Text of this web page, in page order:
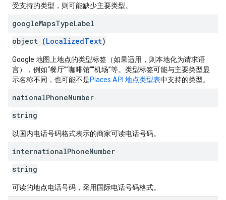
受支持的类型，则可能缺少主要类型。
googleMapsTypeLabel
object (LocalizedText)
Google 地图上地点的类型标签（如果适用，则本地化为请求语
言），例如“餐厅”“咖啡馆”“机场”等。类型标签可能与主要类型显
示名称不同，也可能不是Places API 地点类型表中支持的类型。
nationalPhoneNumber
string
以国内电话号码格式表示的商家可读电话号码。
internationalPhoneNumber
string
可读的地点电话号码，采用国际电话号码格式。